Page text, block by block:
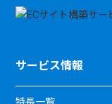
サービス情報
特長一覧